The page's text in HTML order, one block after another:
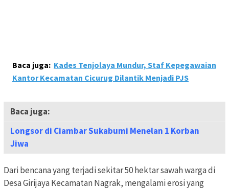
Baca juga: Kades Tenjolaya Mundur, Staf Kepegawaian
Kantor Kecamatan Cicurug Dilantik Menjadi PJS
Baca juga:
Longsor di Ciambar Sukabumi Menelan 1 Korban
Jiwa
Dari bencana yang terjadi sekitar 50 hektar sawah warga di
Desa Girijaya Kecamatan Nagrak, mengalami erosi yang